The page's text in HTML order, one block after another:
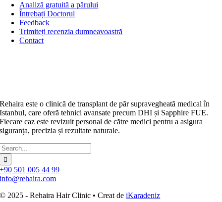
Analiză gratuită a părului
Întrebați Doctorul
Feedback
Trimiteți recenzia dumneavoastră
Contact
Rehaira este o clinică de transplant de păr supravegheată medical în
Istanbul, care oferă tehnici avansate precum DHI și Sapphire FUE.
Fiecare caz este revizuit personal de către medici pentru a asigura
siguranța, precizia și rezultate naturale.
+90 501 005 44 99
info@rehaira.com
© 2025 - Rehaira Hair Clinic • Creat deiKaradeniz